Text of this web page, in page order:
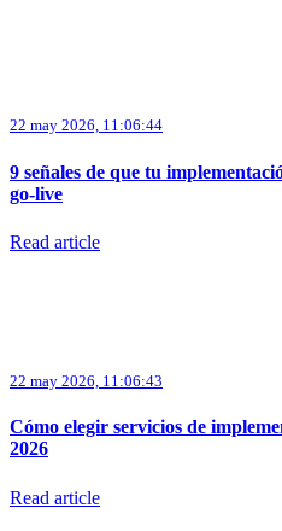
22 may 2026, 11:06:44
9 señales de que tu
go-live
Read article
22 may 2026, 11:06:43
Cómo elegir servicios de
2026
Read article